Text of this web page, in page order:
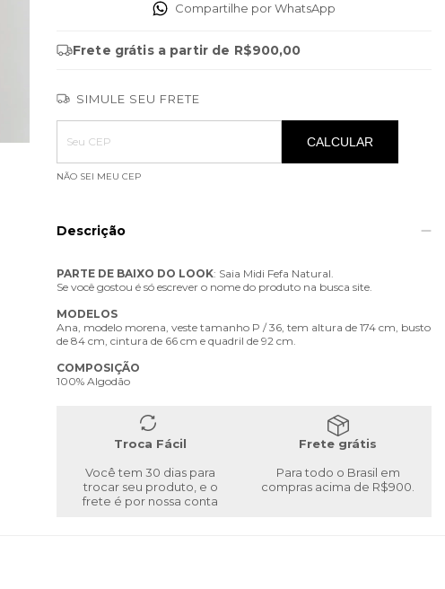
Compartilhe por WhatsApp
Frete grátis a partir de R$900,00
SIMULE SEU FRETE
Entregas para o CEP:
ALTERAR CEP
CALCULAR
NÃO SEI MEU CEP
Descrição
PARTE DE BAIXO DO LOOK: Saia Midi Fefa Natural.
Se você gostou é só escrever o nome do produto na busca site.
MODELOS
Ana, modelo morena, veste tamanho P / 36, tem altura de 174 cm, busto
de 84 cm, cintura de 66 cm e quadril de 92 cm.
COMPOSIÇÃO
100% Algodão
Troca Fácil
Você tem 30 dias para
trocar seu produto, e o
frete é por nossa conta
Frete grátis
Para todo o Brasil em
compras acima de R$900.